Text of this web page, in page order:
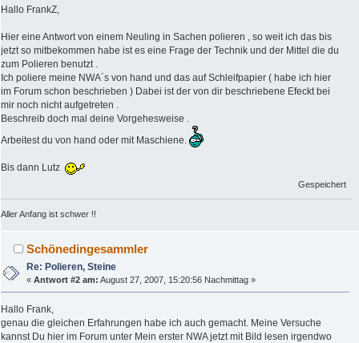
Hallo FrankZ,
Hier eine Antwort von einem Neuling in Sachen polieren , so weit ich das bis
jetzt so mitbekommen habe ist es eine Frage der Technik und der Mittel die du
zum Polieren benutzt .
Ich poliere meine NWA´s von hand und das auf Schleifpapier ( habe ich hier
im Forum schon beschrieben ) Dabei ist der von dir beschriebene Efeckt bei
mir noch nicht aufgetreten .
Beschreib doch mal deine Vorgehesweise .
Arbeitest du von hand oder mit Maschiene.
Bis dann Lutz
Gespeichert
Aller Anfang ist schwer !!
Schönedingesammler
Re: Polieren, Steine
«Antwort #2 am: August 27, 2007, 15:20:56 Nachmittag »
Hallo Frank,
genau die gleichen Erfahrungen habe ich auch gemacht. Meine Versuche
kannst Du hier im Forum unter Mein erster NWA jetzt mit Bild lesen irgendwo